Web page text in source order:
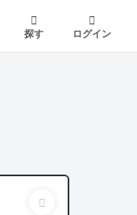
探す
ログイン